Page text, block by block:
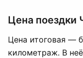
Цена поездки
Цена итоговая —
километраж. В